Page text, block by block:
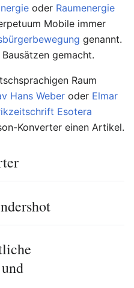
oder Raumenergie
Mobile immer
genannt.
gemacht.
Raum
Hans Weber oder Elmar
Esotera
Konverter einen Artikel.